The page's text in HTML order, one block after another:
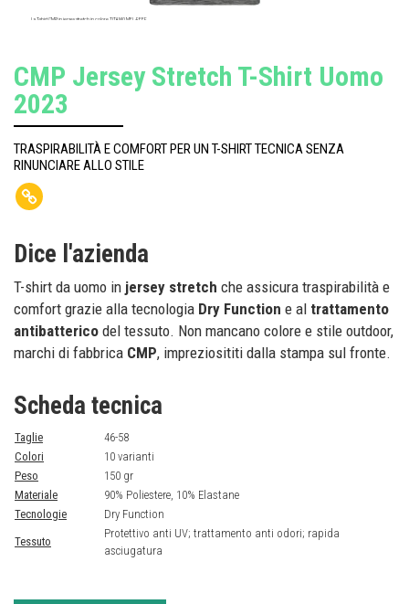
La T-shirt CMP in jersey stretch in colore TITANIO MEL.-REEF
CMP Jersey Stretch T-Shirt Uomo
2023
TRASPIRABILITÀ E COMFORT PER UN T-SHIRT TECNICA SENZA
RINUNCIARE ALLO STILE
Dice l'azienda
T-shirt da uomo in jersey stretch che assicura traspirabilità e
comfort grazie alla tecnologia Dry Function e al trattamento
antibatterico del tessuto. Non mancano colore e stile outdoor,
marchi di fabbrica CMP, impreziosititi dalla stampa sul fronte.
Scheda tecnica
Taglie
46-58
Colori
10 varianti
Peso
150 gr
Materiale
90% Poliestere, 10% Elastane
Tecnologie
Dry Function
Tessuto
Protettivo anti UV; trattamento anti odori; rapida
asciugatura